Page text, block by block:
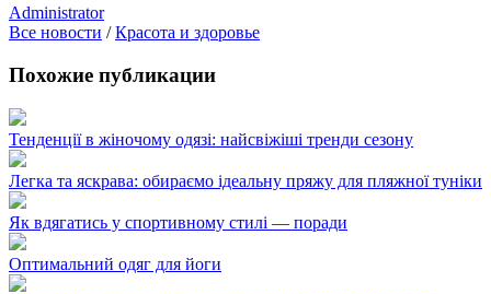
Administrator
Все новости /Красота и здоровье
Похожие публикации
Тенденції в жіночому одязі: найсвіжіші тренди сезону
Легка та яскрава: обираємо ідеальну пряжу для пляжної туніки
Як вдягатись у спортивному стилі — поради
Оптимальний одяг для йоги